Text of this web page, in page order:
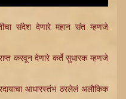
संदेश देणारे महान संत म्हणजे
करवून देणारे कर्ते सुधारक म्हणजे
आधारस्तंभ ठरलेलं अलौकिक